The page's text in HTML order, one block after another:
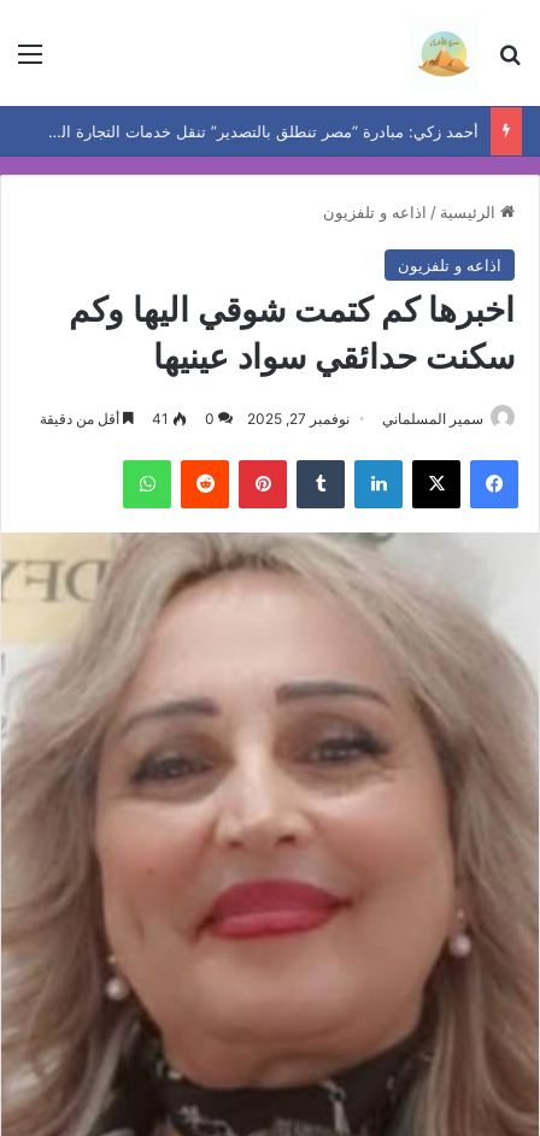
بحث عن
أحمد زكي: مبادرة “مصر تنطلق بالتصدير” تنقل خدمات التجارة الخارجية إلى المصانع وتدعم نمو الصادرات
الرئيسية / اذاعه و تلفزيون
اذاعه و تلفزيون
اخبرها كم كتمت شوقي اليها وكم
سكنت حدائقي سواد عينيها
سمير المسلماني نوفمبر 27, 2025 0
41 أقل من دقيقة
فيسبوك ‫X لينكدإن بينتيريست واتساب